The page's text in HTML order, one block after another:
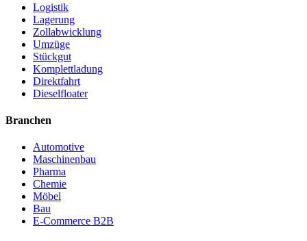
Logistik
Lagerung
Zollabwicklung
Umzüge
Stückgut
Komplettladung
Direktfahrt
Dieselfloater
Branchen
Automotive
Maschinenbau
Pharma
Chemie
Möbel
Bau
E-Commerce B2B